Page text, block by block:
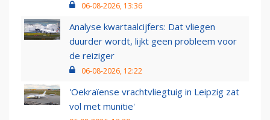
06-08-2026, 13:36
Analyse kwartaalcijfers: Dat vliegen
duurder wordt, lijkt geen probleem voor
de reiziger
06-08-2026, 12:22
'Oekraïense vrachtvliegtuig in Leipzig zat
vol met munitie'